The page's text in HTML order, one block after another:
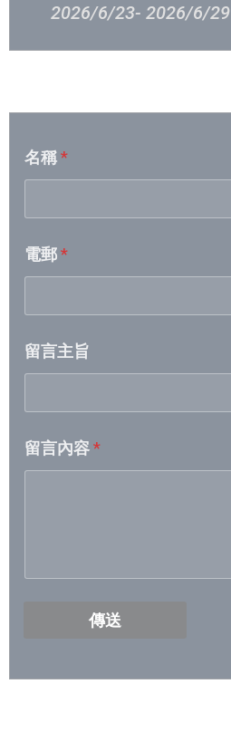
2026/6/23- 2026/6/29
2026/6/9 – 2026/6/15
2026/6/2 – 2026/6/8
2026/5/19- 2026/5/25
2026/5/5- 2026/5/11
2026/4/21- 2026/4/27
名稱*
電郵*
留言主旨
留言內容*
傳送